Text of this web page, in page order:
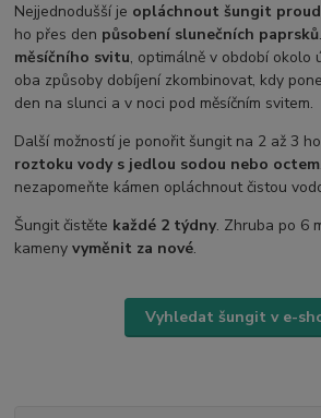
Nejjednodušší je opláchnout šungit
ho přes den působení slunečních paprsků
měsíčního svitu, optimálně v období okolo
oba způsoby dobíjení zkombinovat, kdy
den na slunci a v noci pod měsíčním svitem.
Další možností je ponořit šungit na 2 až 3
roztoku vody s jedlou sodou nebo octem
nezapomeňte kámen opláchnout čistou
Šungit čistěte každé 2 týdny. Zhruba po 6
kamenyvyměnit za nové.
Vyhledat šungit v e-